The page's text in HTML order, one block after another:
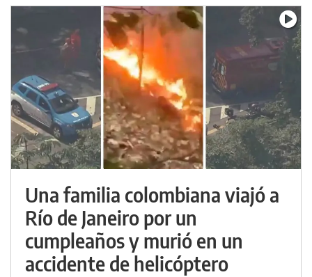
Una familia colombiana viajó a
Río de Janeiro por un
cumpleaños y murió en un
accidente de helicóptero